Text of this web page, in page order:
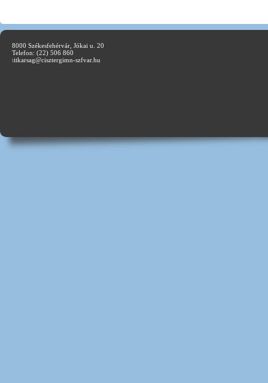
8000 Székesfehérvár, Jókai u. 20
Telefon: (22) 506 860
titkarsag@cisztergimn-szfvar.hu